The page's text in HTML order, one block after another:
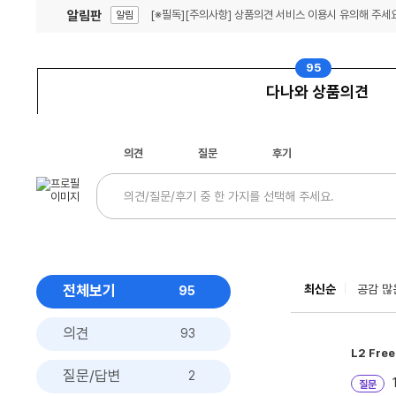
알림판 알림 [※필독][주의사항] 상품의견 서비스 이용시 유의해 주세
다나와 상품의견
95
의견 질문 후기
전체보기 95
의견 93
질문/답변 2
최신순 공감 많
L2
질문